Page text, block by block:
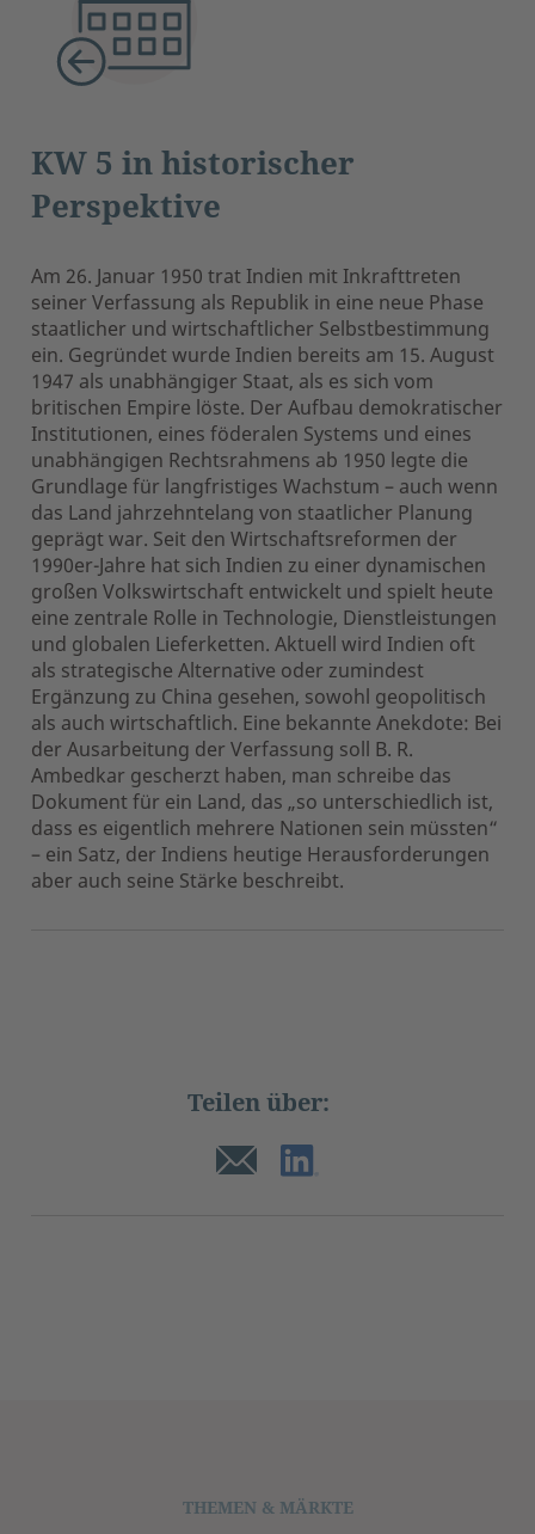
KW 5 in historischer
Perspektive
Am 26. Januar 1950 trat Indien mit Inkrafttreten
seiner Verfassung als Republik in eine neue Phase
staatlicher und wirtschaftlicher Selbstbestimmung
ein. Gegründet wurde Indien bereits am 15. August
1947 als unabhängiger Staat, als es sich vom
britischen Empire löste. Der Aufbau demokratischer
Institutionen, eines föderalen Systems und eines
unabhängigen Rechtsrahmens ab 1950 legte die
Grundlage für langfristiges Wachstum – auch wenn
das Land jahrzehntelang von staatlicher Planung
geprägt war. Seit den Wirtschaftsreformen der
1990er-Jahre hat sich Indien zu einer dynamischen
großen Volkswirtschaft entwickelt und spielt heute
eine zentrale Rolle in Technologie, Dienstleistungen
und globalen Lieferketten. Aktuell wird Indien oft
als strategische Alternative oder zumindest
Ergänzung zu China gesehen, sowohl geopolitisch
als auch wirtschaftlich. Eine bekannte Anekdote: Bei
der Ausarbeitung der Verfassung soll B. R.
Ambedkar gescherzt haben, man schreibe das
Dokument für ein Land, das „so unterschiedlich ist,
dass es eigentlich mehrere Nationen sein müssten“
– ein Satz, der Indiens heutige Herausforderungen
aber auch seine Stärke beschreibt.
Teilen über:
THEMEN & MÄRKTE